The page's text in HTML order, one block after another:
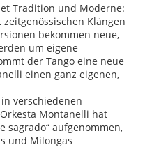
Tradition und Moderne:
Klängen
bekommen neue,
um eigene
der Tango eine neue
einen ganz eigenen,
verschiedenen
Montanelli hat
sagrado“ aufgenommen,
und Milongas